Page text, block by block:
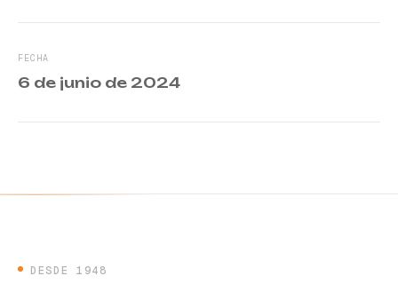
FECHA
6 de junio de 2024
DESDE 1948